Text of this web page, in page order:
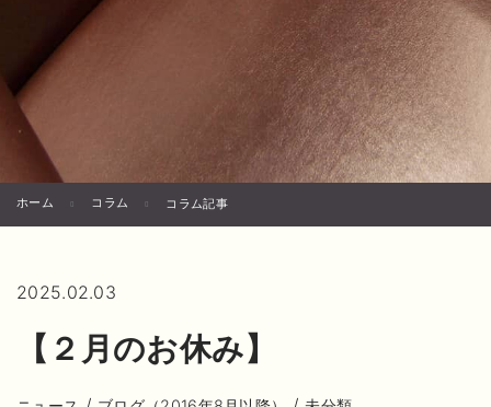
ホーム コラム コラム記事
2025.02.03
【２月のお休み】